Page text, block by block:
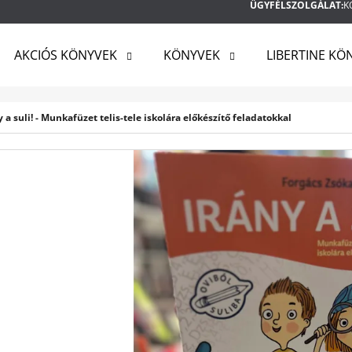
ÜGYFÉLSZOLGÁLAT:
AKCIÓS KÖNYVEK KÖNYVEK LIBERTINE
a suli! - Munkafüzet telis-tele iskolára előkészítő feladatokkal
KERESÉS
AJÁNLJUK